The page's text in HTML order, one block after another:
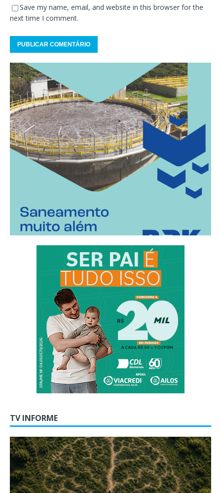
Save my name, email, and website in this browser for the
next time I comment.
TV INFORME